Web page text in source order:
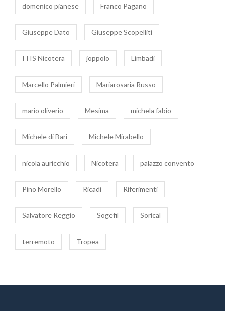
domenico pianese Franco Pagano
Giuseppe Dato Giuseppe Scopelliti
ITIS Nicotera joppolo Limbadi
Marcello Palmieri Mariarosaria Russo
mario oliverio Mesima michela fabio
Michele di Bari Michele Mirabello
nicola auricchio Nicotera palazzo convento
Pino Morello Ricadi Riferimenti
Salvatore Reggio Sogefil Sorical
terremoto Tropea